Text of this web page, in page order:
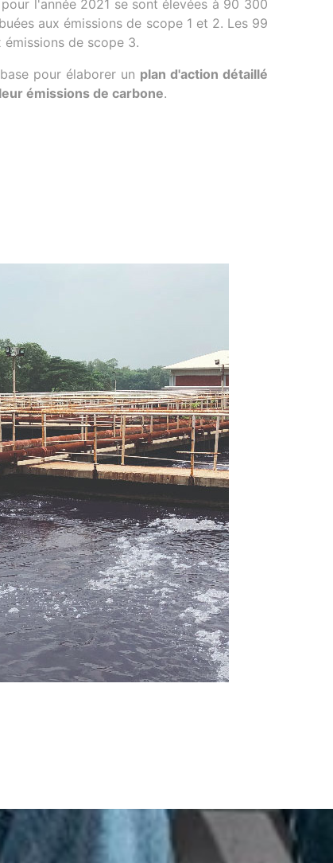
l'année 2021 se sont élevées à 90 300
aux émissions de scope 1 et 2. Les 99
de scope 3.
pour élaborer un plan d'action détaillé
émissions de carbone.